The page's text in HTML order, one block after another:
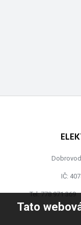
Tato
IČ:
Tel:778 971 369